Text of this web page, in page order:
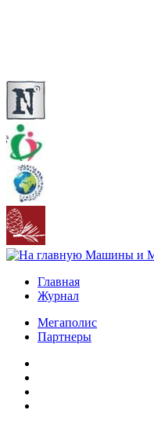
Главная
Журнал
Мегаполис
Партнеры